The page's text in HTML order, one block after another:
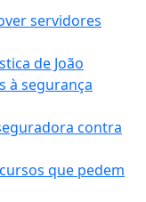
servidores
de João
à segurança
contra
que pedem